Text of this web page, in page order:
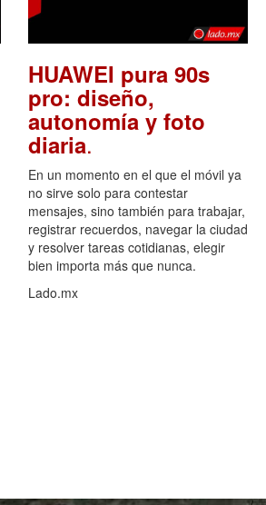
HUAWEI pura 90s
pro: diseño,
autonomía y foto
diaria.
En un momento en el que el móvil ya
no sirve solo para contestar
mensajes, sino también para trabajar,
registrar recuerdos, navegar la ciudad
y resolver tareas cotidianas, elegir
bien importa más que nunca.
Lado.mx